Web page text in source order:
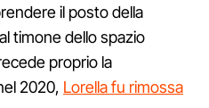
il posto della
timone dello spazio
proprio la
2020, Lorella fu rimossa